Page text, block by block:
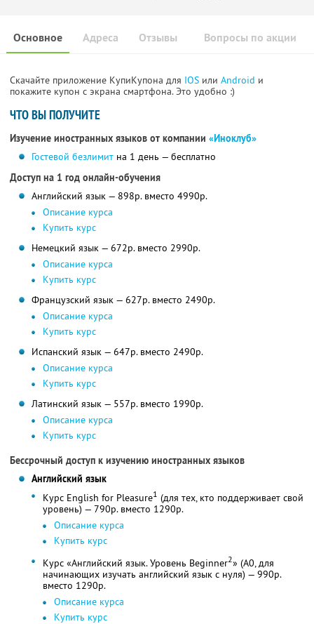
Основное Отзывы Вопросы по акции
Адреса
Скачайте приложение КупиКупона для IOS или Android и
покажите купон с экрана смартфона. Это удобно :)
ЧТО ВЫ ПОЛУЧИТЕ
Изучение иностранных языков от компании «Иноклуб»
Гостевой безлимитна 1 день — бесплатно
Доступ на 1 год онлайн-обучения
Английский язык — 898р. вместо 4990р.
Описание курса
Купить курс
Немецкий язык — 672р. вместо 2990р.
Описание курса
Купить курс
Французский язык — 627р. вместо 2490р.
Описание курса
Купить курс
Испанский язык — 647р. вместо 2490р.
Описание курса
Купить курс
Латинский язык — 557р. вместо 1990р.
Описание курса
Купить курс
Бессрочный доступ к изучению иностранных языков
Английский язык
Курс English for Pleasure1 (для тех, кто поддерживает свой
уровень) — 790р. вместо 1290р.
Описание курса
Купить курс
Курс «Английский язык. Уровень Beginner2» (A0, для
начинающих изучать английский язык с нуля) — 990р.
вместо 1290р.
Описание курса
Купить курс